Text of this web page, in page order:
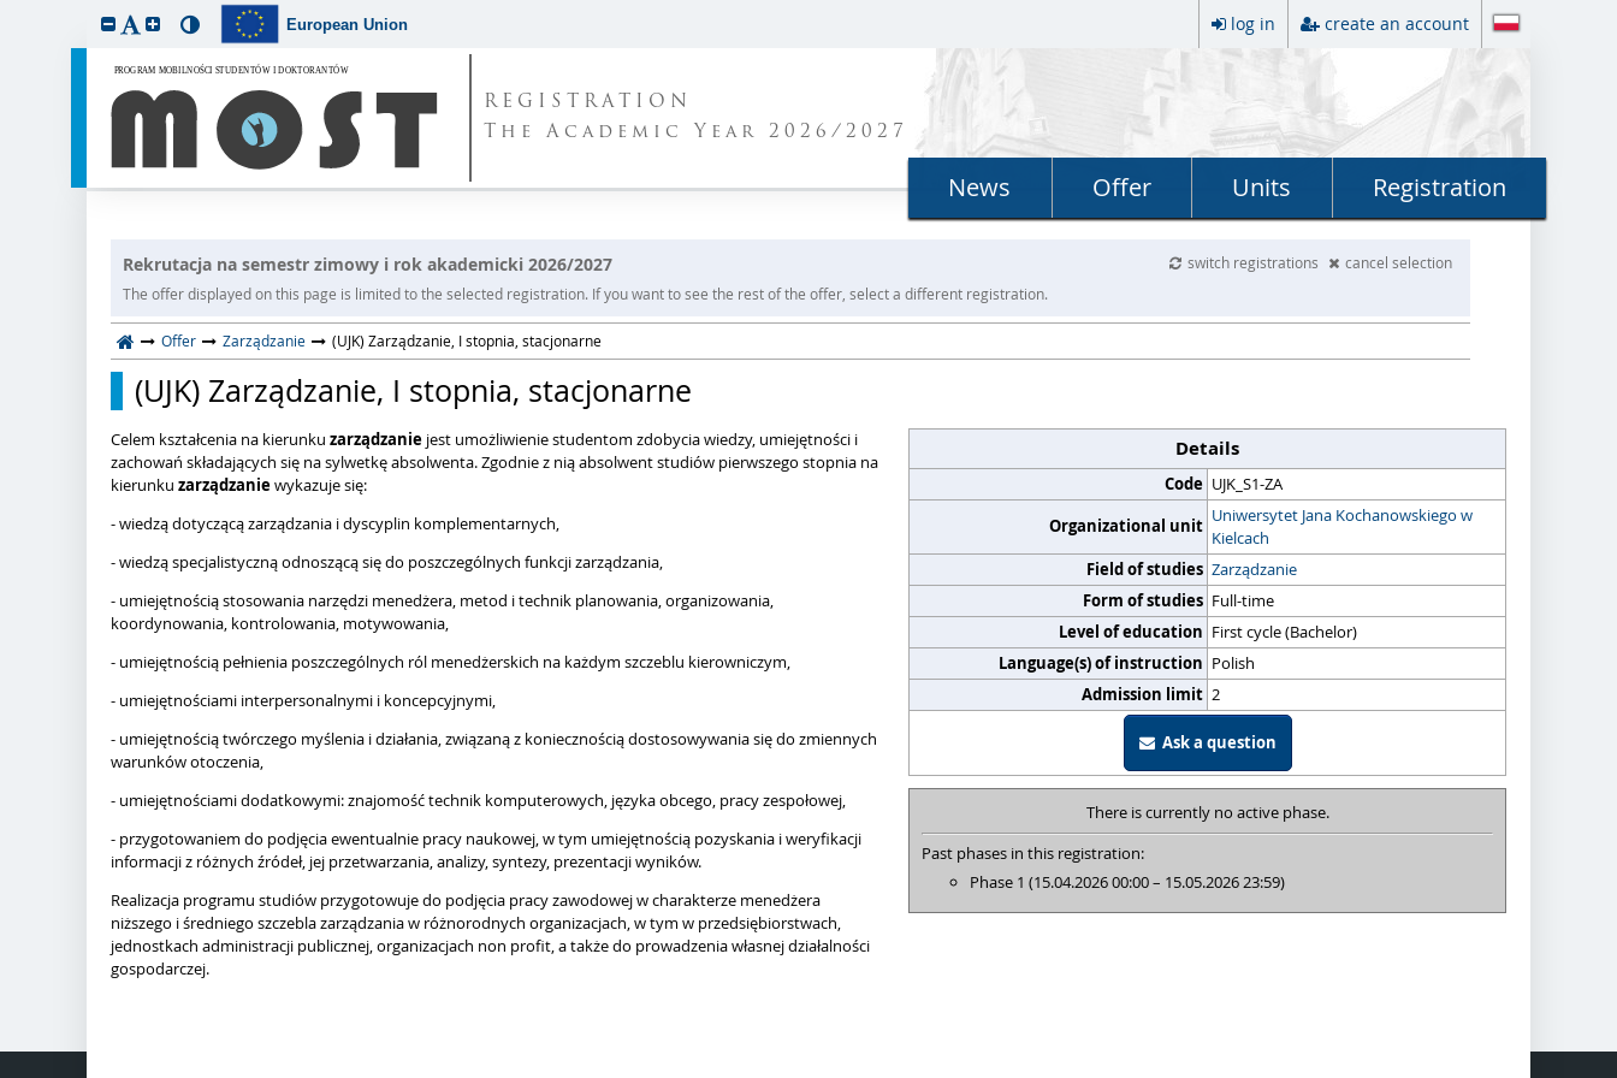
European Union log in create an account
REGISTRATION
The Academic Year 2026/2027
News Offer Units Registration
Rekrutacja na semestr zimowy i rok akademicki 2026/2027 switch registrations
cancel selection
The offer displayed on this page is limited to the selected registration. If you want to see the rest of the offer, select a different registration.
Offer Zarządzanie (UJK) Zarządzanie, I stopnia, stacjonarne
(UJK) Zarządzanie, I stopnia, stacjonarne
Details
Code UJK_S1-ZA
Organizational unit Uniwersytet Jana Kochanowskiego w
Kielcach
Field of studies Zarządzanie
Form of studies Full-time
Level of education First cycle (Bachelor)
Language(s) of instruction Polish
Admission limit 2
Ask a question
There is currently no active phase.
Past phases in this registration:
Phase 1 (15.04.2026 00:00 – 15.05.2026 23:59)
Celem kształcenia na kierunku zarządzanie jest umożliwienie studentom zdobycia wiedzy, umiejętności i
zachowań składających się na sylwetkę absolwenta. Zgodnie z nią absolwent studiów pierwszego stopnia na
kierunku zarządzaniewykazuje się:
- wiedzą dotyczącą zarządzania i dyscyplin komplementarnych,
- wiedzą specjalistyczną odnoszącą się do poszczególnych funkcji zarządzania,
- umiejętnością stosowania narzędzi menedżera, metod i technik planowania, organizowania,
koordynowania, kontrolowania, motywowania,
- umiejętnością pełnienia poszczególnych ról menedżerskich na każdym szczeblu kierowniczym,
- umiejętnościami interpersonalnymi i koncepcyjnymi,
- umiejętnością twórczego myślenia i działania, związaną z koniecznością dostosowywania się do zmiennych
warunków otoczenia,
- umiejętnościami dodatkowymi: znajomość technik komputerowych, języka obcego, pracy zespołowej,
- przygotowaniem do podjęcia ewentualnie pracy naukowej, w tym umiejętnością pozyskania i weryfikacji
informacji z różnych źródeł, jej przetwarzania, analizy, syntezy, prezentacji wyników.
Realizacja programu studiów przygotowuje do podjęcia pracy zawodowej w charakterze menedżera
niższego i średniego szczebla zarządzania w różnorodnych organizacjach, w tym w przedsiębiorstwach,
jednostkach administracji publicznej, organizacjach non profit, a także do prowadzenia własnej działalności
gospodarczej.